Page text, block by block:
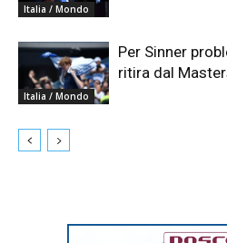
Italia / Mondo
Italia / Mondo
Per Sinner
ritira dal